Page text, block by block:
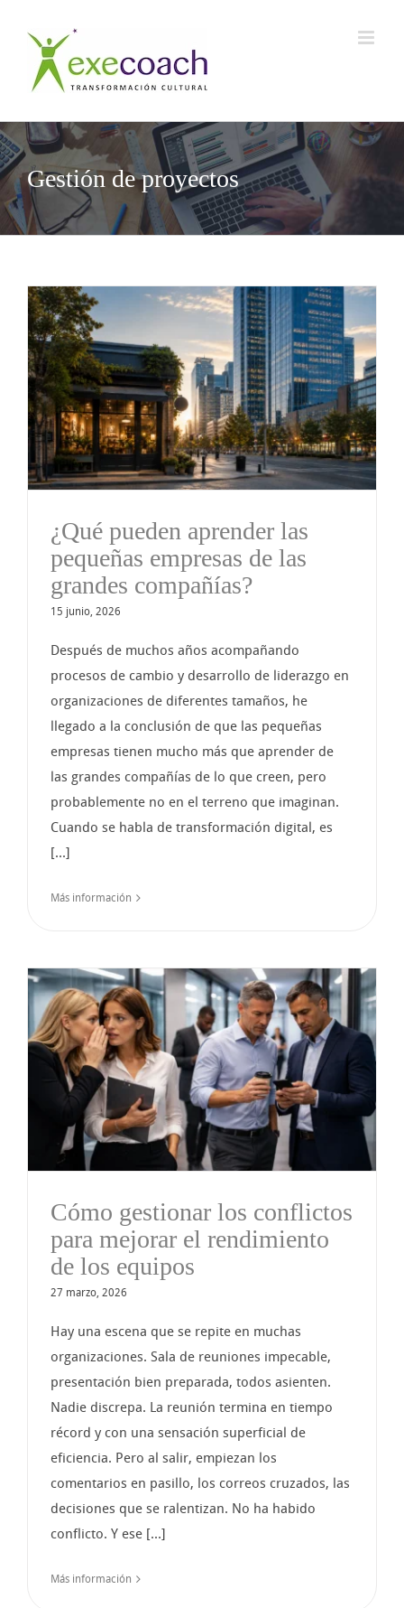
contenido
Gestión de proyectos
¿Qué pueden aprender las
pequeñas empresas de las
grandes compañías?
15 junio, 2026
Después de muchos años acompañando
procesos de cambio y desarrollo de liderazgo en
organizaciones de diferentes tamaños, he
llegado a la conclusión de que las pequeñas
empresas tienen mucho más que aprender de
las grandes compañías de lo que creen, pero
probablemente no en el terreno que imaginan.
Cuando se habla de transformación digital, es
[...]
Más información
Cómo gestionar los conflictos
para mejorar el rendimiento
de los equipos
27 marzo, 2026
Hay una escena que se repite en muchas
organizaciones. Sala de reuniones impecable,
presentación bien preparada, todos asienten.
Nadie discrepa. La reunión termina en tiempo
récord y con una sensación superficial de
eficiencia. Pero al salir, empiezan los
comentarios en pasillo, los correos cruzados, las
decisiones que se ralentizan. No ha habido
conflicto. Y ese [...]
Más información